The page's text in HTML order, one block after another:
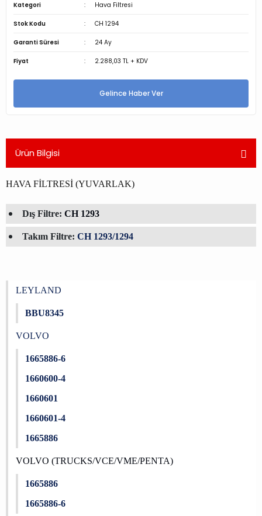
Kategori Hava Filtresi
Stok Kodu CH 1294
Garanti Süresi 24 Ay
Fiyat 2.288,03 TL + KDV
Gelince Haber Ver
Ürün Bilgisi
HAVA FİLTRESİ (YUVARLAK)
Dış Filtre: CH 1293
Takım Filtre: CH 1293/1294
LEYLAND
BBU8345
VOLVO
1665886-6
1660600-4
1660601
1660601-4
1665886
VOLVO (TRUCKS/VCE/VME/PENTA)
1665886
1665886-6